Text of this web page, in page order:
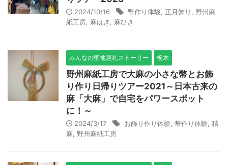
2024/10/16 幣作り体験 正月飾り
野州麻
紙工房 麻はぎ 麻ひき
みんなの聖地巡礼ストーリー 栃木
野州麻紙工房で大麻の小さな幣とお飾
り作り日帰りツアー2021～日本古来の
麻「大麻」で自宅をパワースポット
に！～
2024/3/17 お飾り作り体験 幣作り体験 精
麻
野州麻紙工房